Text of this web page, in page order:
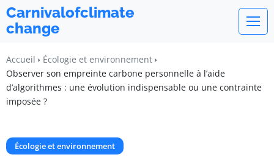
Carnivalofclimate
change
Accueil
Écologie et environnement
Observer son empreinte carbone personnelle à l’aide
d’algorithmes : une évolution indispensable ou une contrainte
imposée ?
Écologie et environnement